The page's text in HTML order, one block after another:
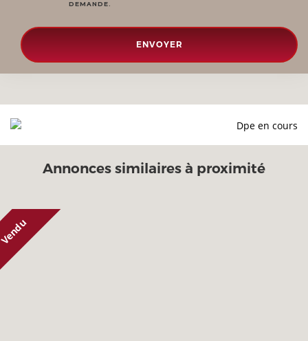
DEMANDE.
ENVOYER
Dpe en cours
Annonces similaires à proximité